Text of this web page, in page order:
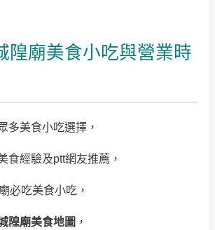
隍廟美食小吃與營業時
多美食小吃選擇，
食經驗及ptt網友推薦，
必吃美食小吃，
隍廟美食地圖 ，